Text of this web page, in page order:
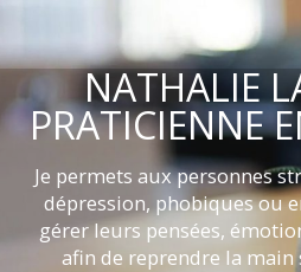
NATHALIE
PRATICIENNE
Je permets aux personnes
dépression, phobiques ou
gérer leurs pensées,
afin de reprendre la